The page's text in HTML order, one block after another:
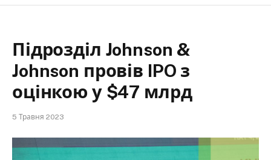
Підрозділ Johnson &
Johnson провів IPO з
оцінкою у $47 млрд
5 Травня 2023